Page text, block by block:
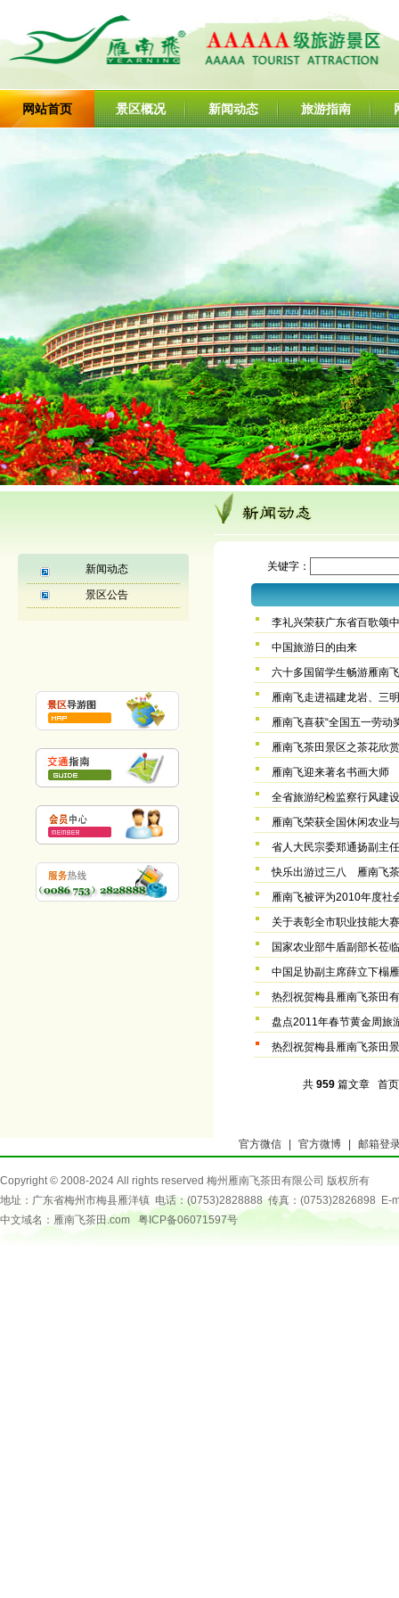
网站首页 景区概况 新闻动态 旅游指南
1
新闻动态
景区公告
关键字：
李礼兴荣获广东省百歌颂
中国旅游日的由来
六十多国留学生畅游雁南飞
雁南飞走进福建龙岩、三
雁南飞喜获“全国五一劳动
雁南飞茶田景区之茶花欣赏
雁南飞迎来著名书画大师
全省旅游纪检监察行风建
雁南飞荣获全国休闲农业
省人大民宗委郑通扬副主
快乐出游过三八 雁南飞
雁南飞被评为2010年度社
关于表彰全市职业技能大
国家农业部牛盾副部长莅
中国足协副主席薛立下榻
热烈祝贺梅县雁南飞茶田
盘点2011年春节黄金周旅
热烈祝贺梅县雁南飞茶田
共 959篇文章 首页
官方微信 官方微博 邮箱登
Copyright © 2008-2024 All rights reserved 梅州雁南飞茶田有限公司 版权所有
地址：广东省梅州市梅县雁洋镇 电话：(0753)2828888 传真：(0753)2826898 E-
中文域名：雁南飞茶田.com 粤ICP备06071597号